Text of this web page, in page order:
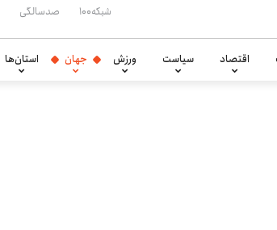
شبکه۱۰۰ صدسالگی
اقتصاد سیاست ورزش جهان استان‌ها